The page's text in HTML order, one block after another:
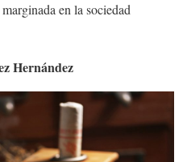
en la sociedad
Hernández